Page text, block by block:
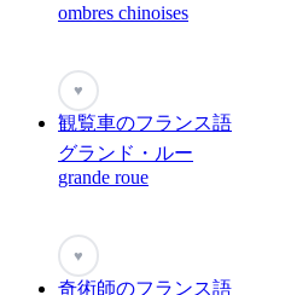
ombres chinoises
♥
観覧車のフランス語
グランド・ルー
grande roue
♥
奇術師のフランス語